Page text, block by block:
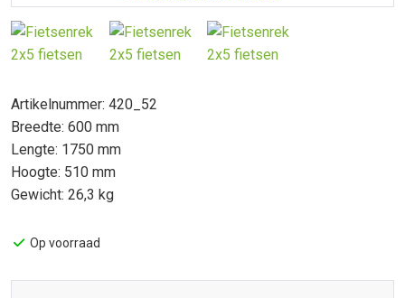
Artikelnummer: 420_52
Breedte: 600 mm
Lengte: 1750 mm
Hoogte: 510 mm
Gewicht: 26,3 kg
Op voorraad